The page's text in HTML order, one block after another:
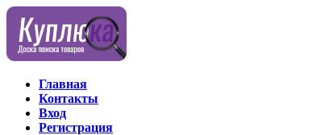
Главная
Контакты
Вход
Регистрация